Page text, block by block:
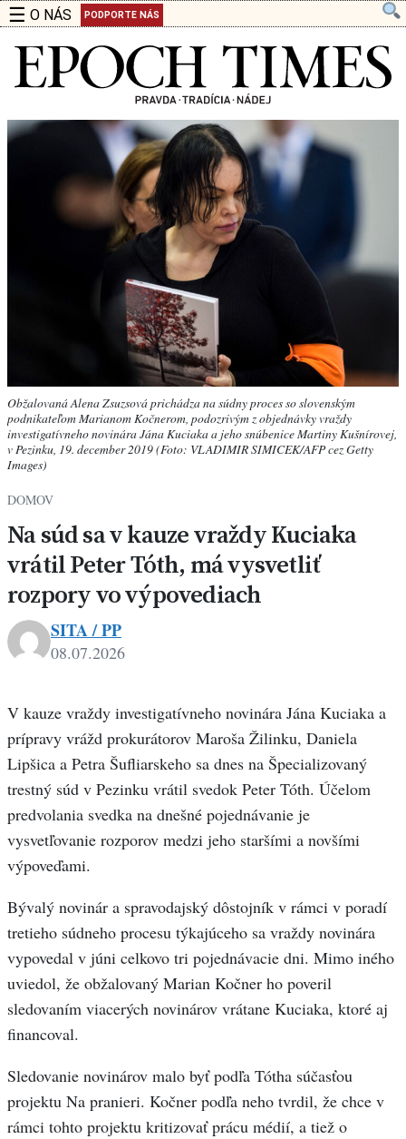
☰ O NÁS PODPORTE NÁS
Obžalovaná Alena Zsuzsová prichádza na súdny proces so slovenským
podnikateľom Marianom Kočnerom, podozrivým z objednávky vraždy
investigatívneho novinára Jána Kuciaka a jeho snúbenice Martiny Kušnírovej,
v Pezinku, 19. december 2019 (Foto: VLADIMIR SIMICEK/AFP cez Getty
Images)
DOMOV
Na súd sa v kauze vraždy Kuciaka
vrátil Peter Tóth, má vysvetliť
rozpory vo výpovediach
SITA / PP
08.07.2026
V kauze vraždy investigatívneho novinára Jána Kuciaka a
prípravy vrážd prokurátorov Maroša Žilinku, Daniela
Lipšica a Petra Šufliarskeho sa dnes na Špecializovaný
trestný súd v Pezinku vrátil svedok Peter Tóth. Účelom
predvolania svedka na dnešné pojednávanie je
vysvetľovanie rozporov medzi jeho staršími a novšími
výpoveďami.
Bývalý novinár a spravodajský dôstojník v rámci v poradí
tretieho súdneho procesu týkajúceho sa vraždy novinára
vypovedal v júni celkovo tri pojednávacie dni. Mimo iného
uviedol, že obžalovaný Marian Kočner ho poveril
sledovaním viacerých novinárov vrátane Kuciaka, ktoré aj
financoval.
Sledovanie novinárov malo byť podľa Tótha súčasťou
projektu Na pranieri. Kočner podľa neho tvrdil, že chce v
rámci tohto projektu kritizovať prácu médií, a tiež o